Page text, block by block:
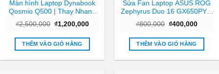
Màn hình Laptop Dynabook
Qosmio Q500 | Thay Nhanh
₫2,500,000 Giá
là:
₫2,500,000.
₫1,200,000Giá
tại
₫1,200,000.
THÊM VÀO GIỎ HÀNG
Sửa Fan Laptop ASUS ROG
Zephyrus Duo 16 GX650PY –
Rẻ
₫800,000 Giá
là:
₫800,000.
₫400,000Giá
tại
THÊM VÀO GIỎ HÀNG